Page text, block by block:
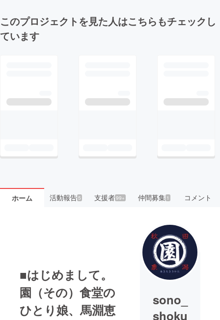
このプロジェクトを見た人はこちらもチェックし
ています
ホーム 活動報告5 支援者99+ 仲間募集 1 コメント
■はじめまして。
園（その）食堂の
ひとり娘、馬淵恵
sono_
shoku